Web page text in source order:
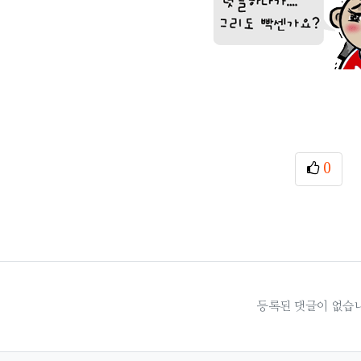
0
추천
등록된 댓글이 없습